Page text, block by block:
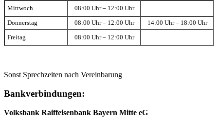
Mittwoch 08:00 Uhr – 12:00 Uhr
Donnerstag 08:00 Uhr – 12:00 Uhr 14:00 Uhr – 18:00 Uhr
Freitag 08:00 Uhr – 12:00 Uhr
Sonst Sprechzeiten nach Vereinbarung
Bankverbindungen:
Volksbank Raiffeisenbank Bayern Mitte eG